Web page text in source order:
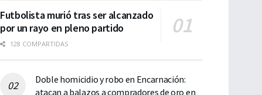
Futbolista murió tras ser alcanzado
por un rayo en pleno partido
128 COMPARTIDAS
Doble homicidio y robo en Encarnación:
atacan a balazos a compradores de oro en